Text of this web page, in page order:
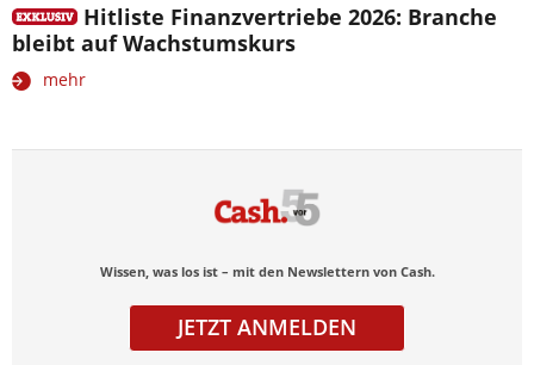
Hitliste Finanzvertriebe 2026: Branche
bleibt auf Wachstumskurs
mehr
Wissen, was los ist – mit den Newslettern von Cash.
JETZT ANMELDEN